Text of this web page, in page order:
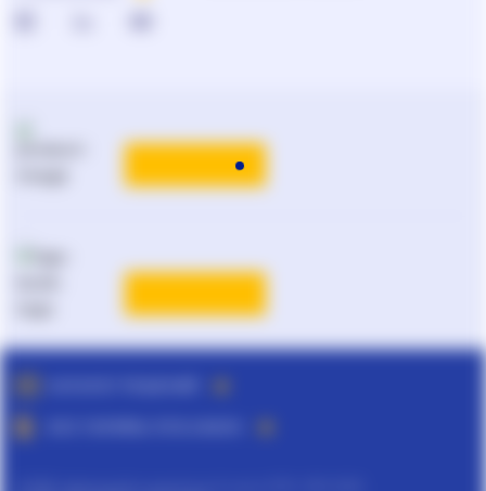
Реклама и PR
наligazakon.net
каталог УкраиныLiga:BOOK